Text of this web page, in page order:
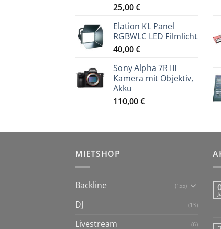
25,00€
Elation KL Panel
RGBWLC LED Filmlicht
40,00€
Sony Alpha 7R III
Kamera mit Objektiv,
Akku
110,00€
MIETSHOP
Backline (155)
DJ (13)
Livestream (6)